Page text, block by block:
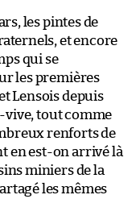
les pintes de
et encore
qui se
les premières
Lensois depuis
vive, tout comme
renforts de
en est-on arrivé là
miniers de la
les mêmes